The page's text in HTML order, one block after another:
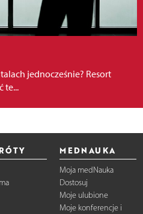
jednocześnie? Resort
te...
MEDNAUKA
Moja medNauka
Dostosuj
Moje ulubione
Moje konferencje i